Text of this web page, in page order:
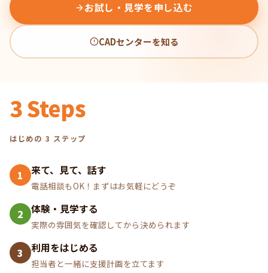
お試し・見学を申し込む
CADセンターを知る
3 Steps
はじめの 3 ステップ
1 来て、見て、話す
電話相談もOK！まずはお気軽にどうぞ
2 体験・見学する
実際の雰囲気を確認してから決められます
3 利用をはじめる
担当者と一緒に支援計画を立てます